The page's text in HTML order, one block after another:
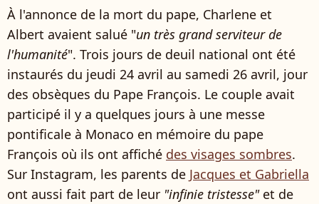
À l'annonce de la mort du pape, Charlene et
Albert avaient salué "un très grand serviteur de
l'humanité". Trois jours de deuil national ont été
instaurés du jeudi 24 avril au samedi 26 avril, jour
des obsèques du Pape François. Le couple avait
participé il y a quelques jours à une messe
pontificale à Monaco en mémoire du pape
François où ils ont affiché des visages sombres.
Sur Instagram, les parents de Jacques et Gabriella
ont aussi fait part de leur "infinie tristesse"et de